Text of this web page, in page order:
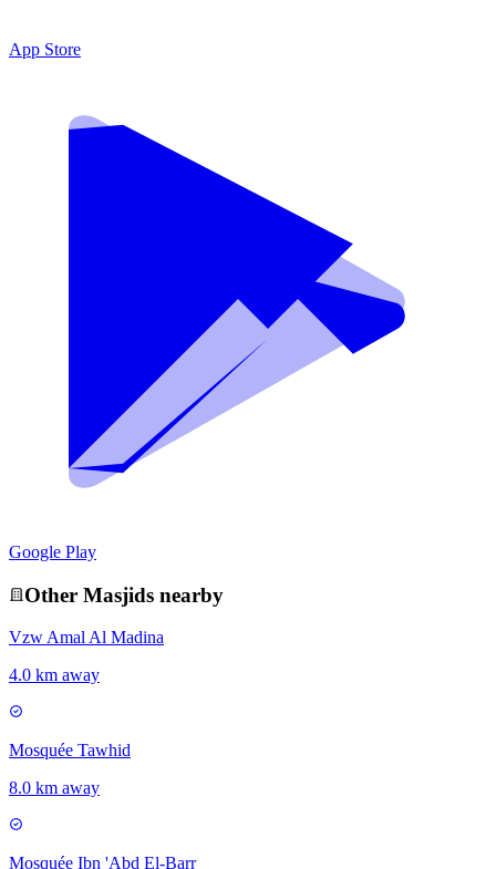
App Store
Google Play
Other Masjids nearby
Vzw Amal Al Madina
4.0 km away
Mosquée Tawhid
8.0 km away
Mosquée Ibn 'Abd El-Barr